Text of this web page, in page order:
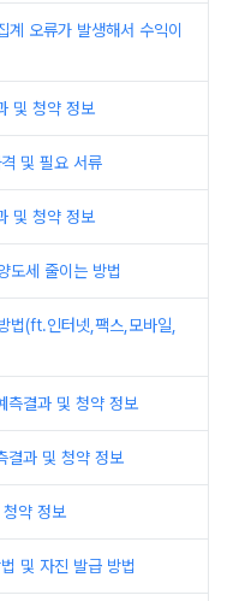
오류가 발생해서 수익이
및 청약 정보
및 필요 서류
및 청약 정보
도세 줄이는 방법
법(ft.인터넷,팩스,모바일,
측결과 및 청약 정보
결과 및 청약 정보
약 정보
및 자진 발급 방법